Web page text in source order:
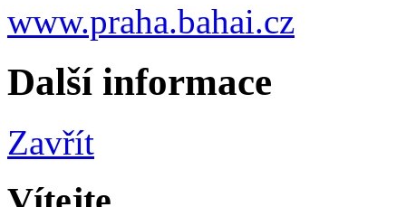
www.praha.bahai.cz
Další informace
Zavřít